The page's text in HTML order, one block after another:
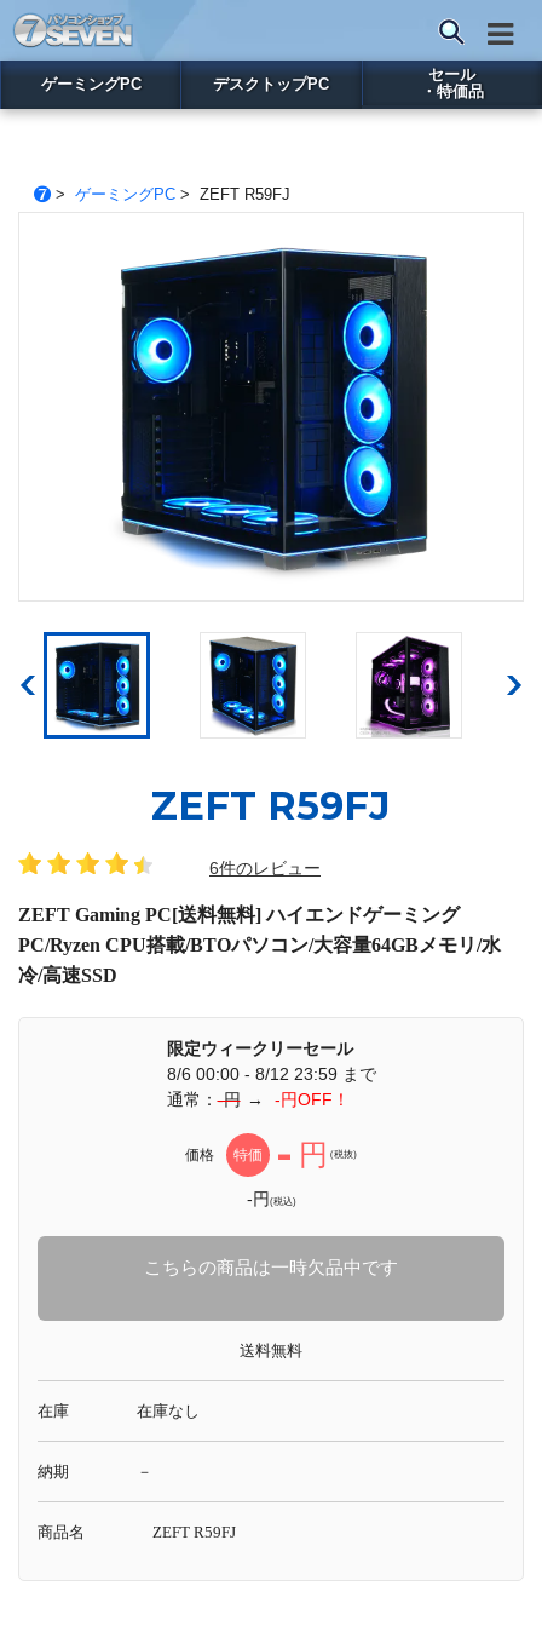
ゲーミングPC デスクトップPC
セール
・特価品
> ゲーミングPC> ZEFT R59FJ
ZEFT R59FJ
6件のレビュー
ZEFT Gaming PC[送料無料] ハイエンドゲーミング
PC/Ryzen CPU搭載/BTOパソコン/大容量64GBメモリ/水
冷/高速SSD
限定ウィークリーセール
8/6 00:00 - 8/12 23:59 まで
通常：-円 → -円OFF！
価格 特価 - 円 (税抜)
-円(税込)
こちらの商品は一時欠品中です
送料無料
在庫 在庫なし
納期 －
商品名 ZEFT R59FJ